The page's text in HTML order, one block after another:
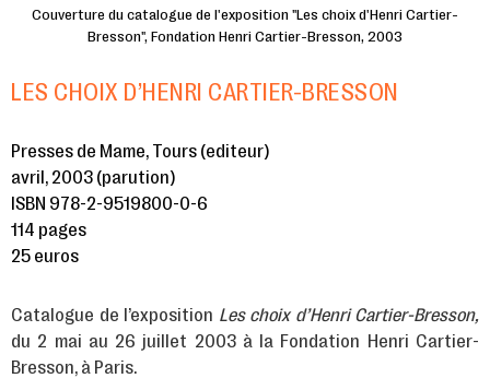
Couverture du catalogue de l'exposition "Les choix d'Henri Cartier-
Bresson", Fondation Henri Cartier-Bresson, 2003
LES CHOIX D’HENRI CARTIER-BRESSON
Presses de Mame, Tours (editeur)
avril, 2003 (parution)
ISBN 978-2-9519800-0-6
114 pages
25 euros
Catalogue de l’exposition Les choix d’Henri Cartier-Bresson,
du 2 mai au 26 juillet 2003 à la Fondation Henri Cartier-
Bresson, à Paris.